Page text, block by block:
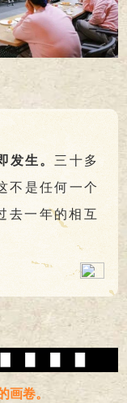
发生。三十多
不是任何一个
去一年的相互
画卷。